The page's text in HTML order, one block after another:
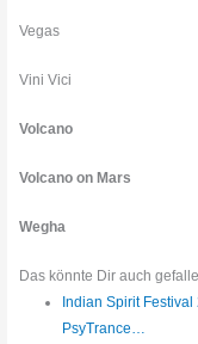
Vegas
Vini Vici
Volcano
Volcano on Mars
Wegha
Das könnte Dir auch
Indian Spirit Festival
PsyTrance…